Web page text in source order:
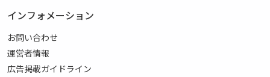
インフォメーション
お問い合わせ
運営者情報
広告掲載ガイドライン